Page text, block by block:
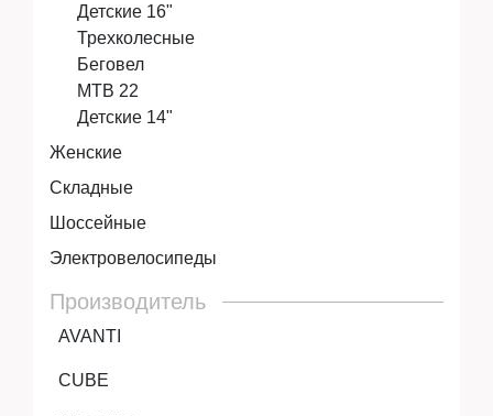
Детские 16"
Трехколесные
Беговел
MTB 22
Детские 14"
Женские
Складные
Шоссейные
Электровелосипеды
Производитель
AVANTI
CUBE